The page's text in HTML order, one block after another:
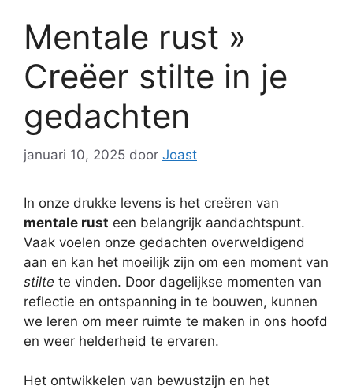
Mentale rust »
Creëer stilte in je
gedachten
januari 10, 2025 door Joast
In onze drukke levens is het creëren van
mentale rust een belangrijk aandachtspunt.
Vaak voelen onze gedachten overweldigend
aan en kan het moeilijk zijn om een moment van
stilte te vinden. Door dagelijkse momenten van
reflectie en ontspanning in te bouwen, kunnen
we leren om meer ruimte te maken in ons hoofd
en weer helderheid te ervaren.
Het ontwikkelen van bewustzijn en het